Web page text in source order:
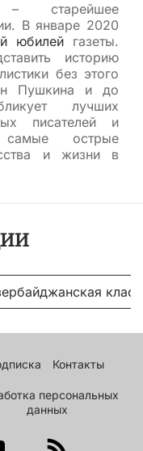
– старейшее
В январе 2020
юбилей газеты.
историю
без этого
Пушкина и до
лучших
писателей и
самые острые
и жизни в
Контакты
персональных
данных